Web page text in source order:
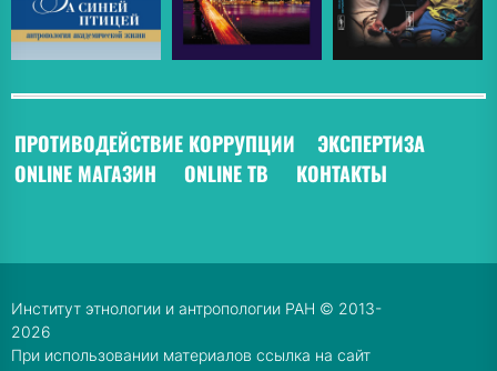
ПРОТИВОДЕЙСТВИЕ КОРРУПЦИИ ЭКСПЕРТИЗА
ONLINE МАГАЗИН
ONLINE ТВ КОНТАКТЫ
Институт этнологии и антропологии РАН © 2013-
2026
При использовании материалов ссылка на сайт